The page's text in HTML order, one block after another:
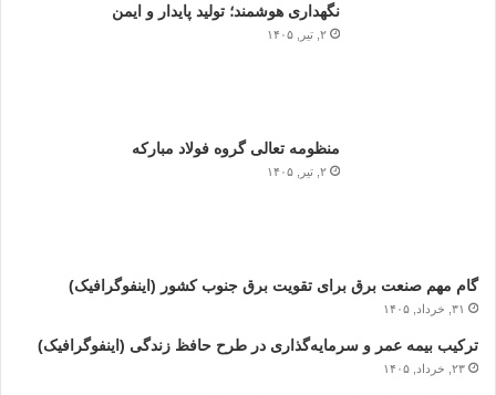
نگهداری هوشمند؛ تولید پایدار و ایمن
۲, تیر, ۱۴۰۵
منظومه تعالی گروه فولاد مبارکه
۲, تیر, ۱۴۰۵
گام مهم صنعت برق برای تقویت برق جنوب کشور (اینفوگرافیک)
۳۱, خرداد, ۱۴۰۵
ترکیب بیمه عمر و سرمایه‌گذاری در طرح حافظ زندگی (اینفوگرافیک)
۲۳, خرداد, ۱۴۰۵